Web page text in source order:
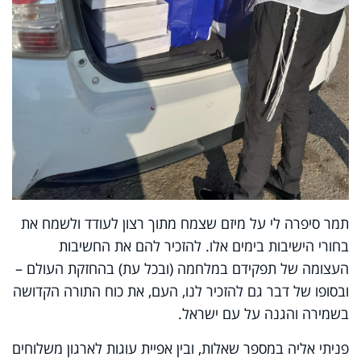
תמר סיפרה לי על מיזם שצמח מתוך רצון לעודד ולשמח את
בחורי הישיבות בימים אלו. להזכיר להם את החשיבות
העצומה של תפקידם במלחמה (ובכל עת) בהחזקת העולם –
ובסופו של דבר גם להזכיר לנו, העם, את כוח התורה הקדושה
בשמירה והגנה על עם ישראל.
פניתי אליה במספר שאלות, ובין אפיית עוגות לארגון משלוחים